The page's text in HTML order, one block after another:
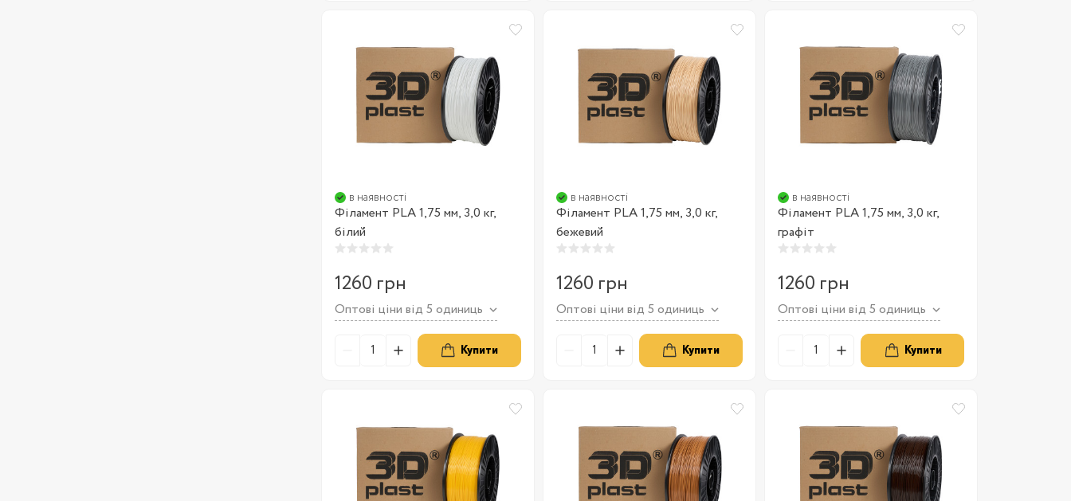
в наявності
Філамент PLA 1,75 мм, 3,0 кг,
білий
1260 грн
Оптові ціни від 5 одиниць
Купити
в наявності
Філамент PLA 1,75 мм, 3,0 кг,
бежевий
1260 грн
Оптові ціни від 5 одиниць
Купити
в наявності
Філамент PLA 1,75 мм, 3,0 кг,
графіт
1260 грн
Оптові ціни від 5 одиниць
Купити